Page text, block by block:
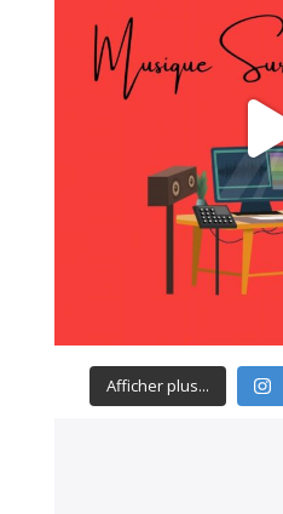
Afficher plus...